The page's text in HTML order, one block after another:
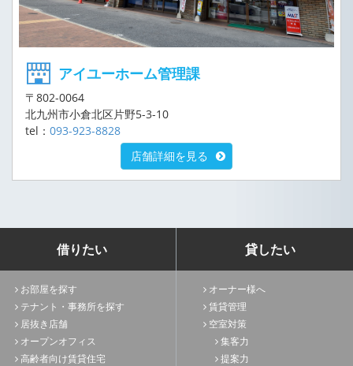
アイユーホーム管理課
〒802-0064
北九州市小倉北区片野5-3-10
tel： 093-923-8828
店舗詳細を見る
借りたい
お部屋を探す
テナント・事務所を探す
居抜き店舗
オープンオフィス
高齢者向け賃貸住宅
貸したい
オーナー様へ
賃貸管理
空室対策
集客力
提案力